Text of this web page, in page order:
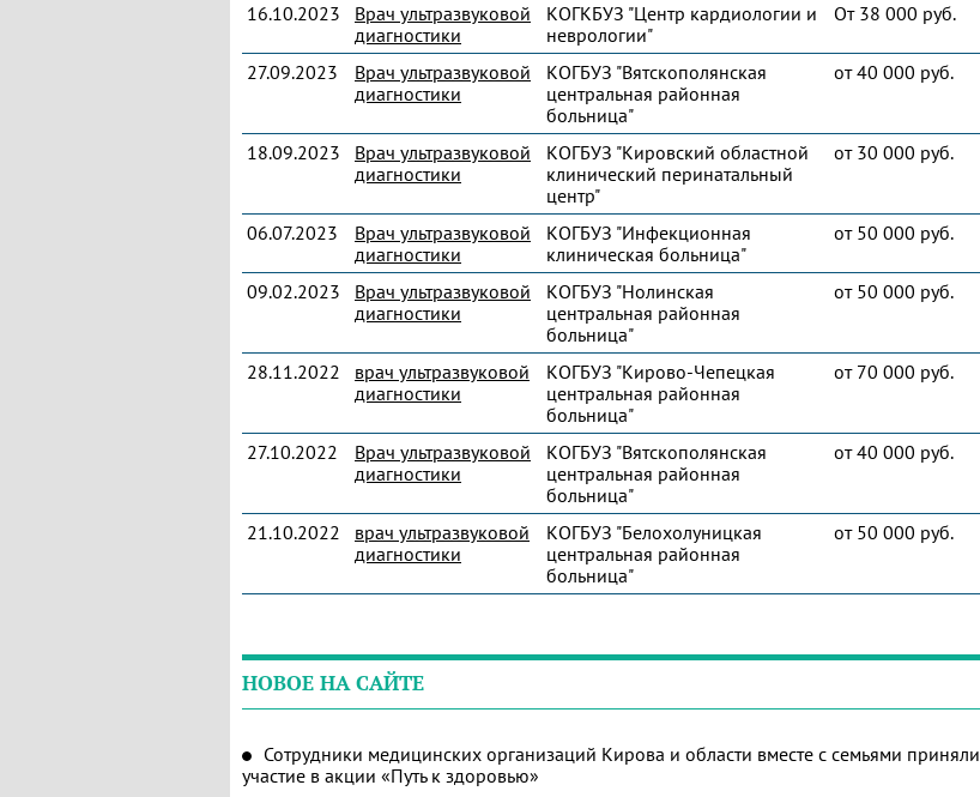
16.10.2023
Врач ультразвуковой
диагностики
КОГКБУЗ "Центр кардиологии и
неврологии"
От 38 000 руб.
27.09.2023
Врач ультразвуковой
диагностики
КОГБУЗ "Вятскополянская
центральная районная
больница"
от 40 000 руб.
18.09.2023
Врач ультразвуковой
диагностики
КОГБУЗ "Кировский областной
клинический перинатальный
центр"
от 30 000 руб.
06.07.2023
Врач ультразвуковой
диагностики
КОГБУЗ "Инфекционная
клиническая больница"
от 50 000 руб.
09.02.2023
Врач ультразвуковой
диагностики
КОГБУЗ "Нолинская
центральная районная
больница"
от 50 000 руб.
28.11.2022
врач ультразвуковой
диагностики
КОГБУЗ "Кирово-Чепецкая
центральная районная
больница"
от 70 000 руб.
27.10.2022
Врач ультразвуковой
диагностики
КОГБУЗ "Вятскополянская
центральная районная
больница"
от 40 000 руб.
21.10.2022
врач ультразвуковой
диагностики
КОГБУЗ "Белохолуницкая
центральная районная
больница"
от 50 000 руб.
НОВОЕ НА САЙТЕ
Сотрудники медицинских организаций Кирова и области вместе с семьями приняли
участие в акции «Путь к здоровью»